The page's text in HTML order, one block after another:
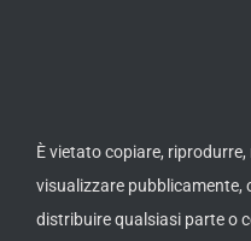
È vietato copiare,
visualizzare
distribuire qualsiasi parte o